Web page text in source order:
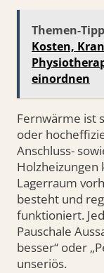
Themen-
Kosten,
einordnen
Fernwärme ist
oder
Anschluss-
Holzheizungen
Lagerraum
besteht und
funktioniert.
Pauschale
besser“ oder
unseriös.